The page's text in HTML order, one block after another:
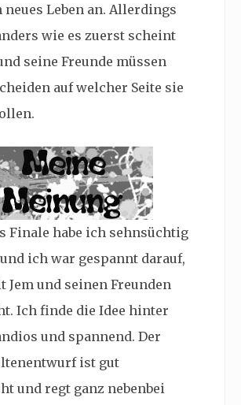
Leben an. Allerdings
wie es zuerst scheint
seine Freunde müssen
auf welcher Seite sie
Finale habe ich sehnsüchtig
ich war gespannt darauf,
Jem und seinen Freunden
Ich finde die Idee hinter
und spannend. Der
ist gut
und regt ganz nebenbei